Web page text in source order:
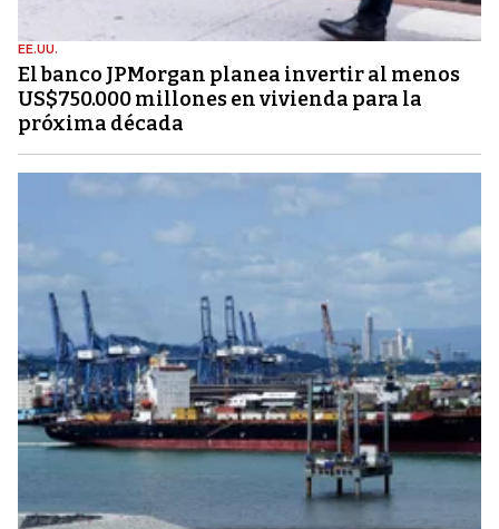
EE.UU.
El banco JPMorgan planea invertir al menos
US$750.000 millones en vivienda para la
próxima década